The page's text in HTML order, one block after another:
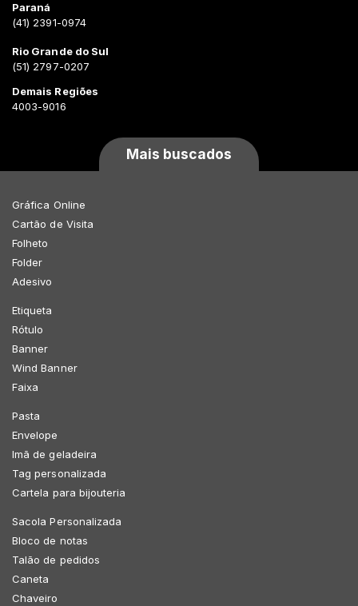
Paraná
(41) 2391-0974
Rio Grande do Sul
(51) 2797-0207
Demais Regiões
4003-9016
Mais buscados
Gráfica Online
Cartão de Visita
Folheto
Folder
Adesivo
Etiqueta
Rótulo
Banner
Wind Banner
Faixa
Pasta
Envelope
Imã de geladeira
Tag personalizada
Cartela para bijouteria
Sacola Personalizada
Bloco de notas
Talão de pedidos
Caneta
Chaveiro